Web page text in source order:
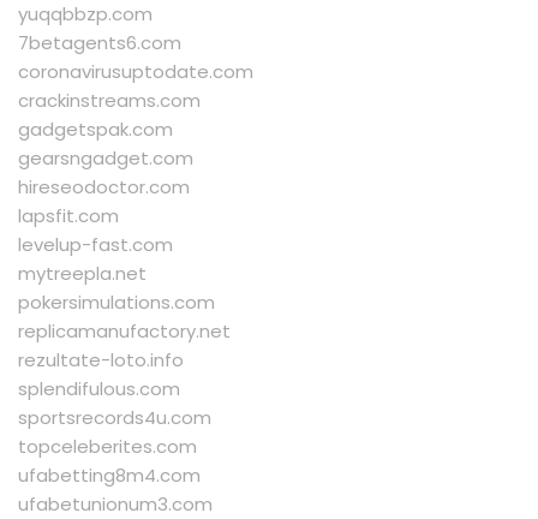
yuqqbbzp.com
7betagents6.com
coronavirusuptodate.com
crackinstreams.com
gadgetspak.com
gearsngadget.com
hireseodoctor.com
lapsfit.com
levelup-fast.com
mytreepla.net
pokersimulations.com
replicamanufactory.net
rezultate-loto.info
splendifulous.com
sportsrecords4u.com
topceleberites.com
ufabetting8m4.com
ufabetunionum3.com